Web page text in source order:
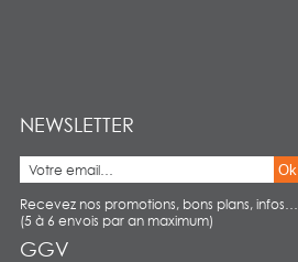
NEWSLETTER
Ok
Recevez nos promotions, bons plans, infos…
(5 à 6 envois par an maximum)
GGV